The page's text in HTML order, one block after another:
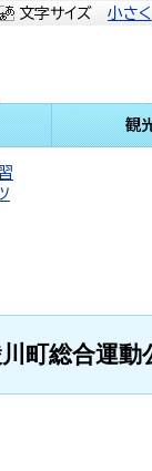
文字サイズ 小さく
観
町総合運